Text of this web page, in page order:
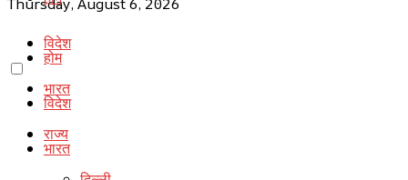
विदेश
भारत
राज्य
होम
विदेश
भारत